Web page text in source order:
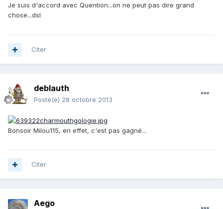
Je suis d'accord avec Quention...on ne peut pas dire grand
chose...dsl
Citer
deblauth
Posté(e) 28 octobre 2013
Bonsoir Milou115, en effet, c'est pas gagné...
Citer
Aego